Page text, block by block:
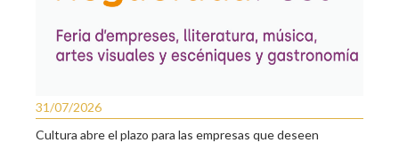
31/07/2026
Cultura abre el plazo para las empresas que deseen